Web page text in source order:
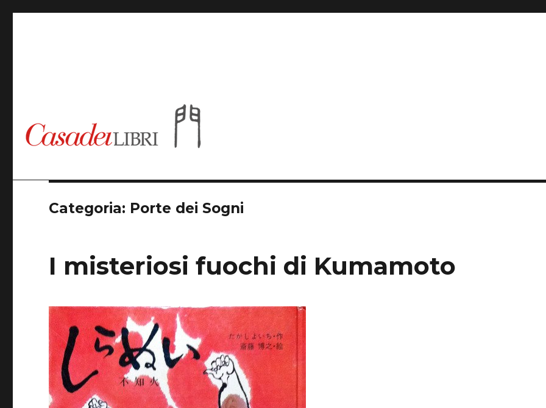
Categoria: Porte dei Sogni
I misteriosi fuochi di Kumamoto